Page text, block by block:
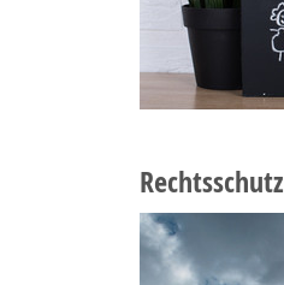
Rechtsschutz